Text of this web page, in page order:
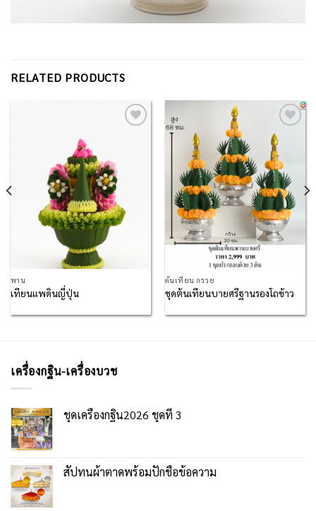
RELATED PRODUCTS
พาน
เทียนแพดินญี่ปุ่น
Add to
Wishlist
ต้นเทียน กรวย
ชุดต้นเทียนบายศรีฐานรองโถข้าว
เครื่องกฐิน-เครื่องบวช
ชุดเครื่องกฐิน2026 ชุดที่ 3
สัปทนผ้าตาดพร้อมปักชื่อข้อความ